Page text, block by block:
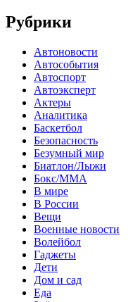
Рубрики
Автоновости
Автособытия
Автоспорт
Автоэксперт
Актеры
Аналитика
Баскетбол
Безопасность
Безумный мир
Биатлон/Лыжи
Бокс/MMA
В мире
В России
Вещи
Военные новости
Волейбол
Гаджеты
Дети
Дом и сад
Еда